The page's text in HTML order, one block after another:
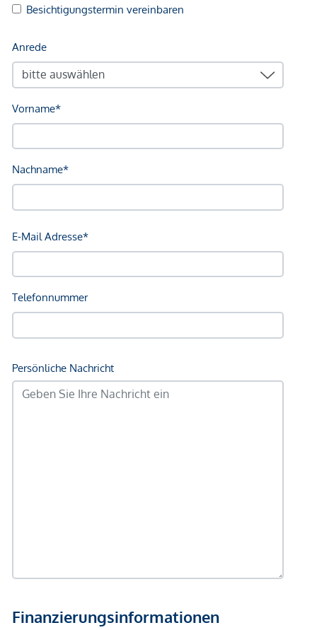
Klinik <500m
Kinder & Schulen
Schule <500m
Kindergarten <250m
Universität <250m
Nahversorgung
Bäckerei <250m
Geldautomat <250m
Bank <250m
Post <250m
Verkehr
Bus <250m
Immobilienunternehmen angeboten. Allfällige aus dem
gegenüber dem anbietenden Immobilienunternehmen